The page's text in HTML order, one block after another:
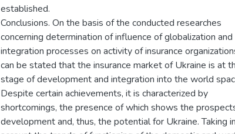
established.
Conclusions. On the basis of the conducted researches
concerning determination of influence of globalization and
integration processes on activity of insurance
can be stated that the insurance market of Ukraine is at
stage of development and integration into the world
Despite certain achievements, it is characterized by
shortcomings, the presence of which shows the
development and, thus, the potential for Ukraine. Taking